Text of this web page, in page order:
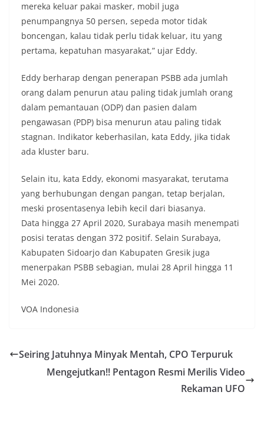
mereka keluar pakai masker, mobil juga
penumpangnya 50 persen, sepeda motor tidak
boncengan, kalau tidak perlu tidak keluar, itu yang
pertama, kepatuhan masyarakat,” ujar Eddy.
Eddy berharap dengan penerapan PSBB ada jumlah
orang dalam penurun atau paling tidak jumlah orang
dalam pemantauan (ODP) dan pasien dalam
pengawasan (PDP) bisa menurun atau paling tidak
stagnan. Indikator keberhasilan, kata Eddy, jika tidak
ada kluster baru.
Selain itu, kata Eddy, ekonomi masyarakat, terutama
yang berhubungan dengan pangan, tetap berjalan,
meski prosentasenya lebih kecil dari biasanya.
Data hingga 27 April 2020, Surabaya masih menempati
posisi teratas dengan 372 positif. Selain Surabaya,
Kabupaten Sidoarjo dan Kabupaten Gresik juga
menerpakan PSBB sebagian, mulai 28 April hingga 11
Mei 2020.
VOA Indonesia
Seiring Jatuhnya Minyak Mentah, CPO Terpuruk
Mengejutkan!! Pentagon Resmi Merilis Video
Rekaman UFO